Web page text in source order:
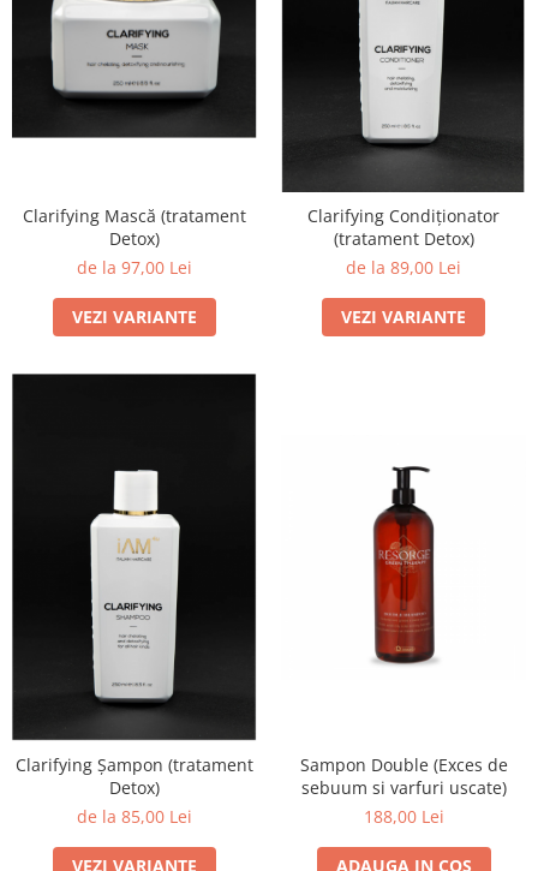
Clarifying Mască (tratament
Detox)
de la 97,00 Lei
VEZI VARIANTE
Clarifying Condiționator
(tratament Detox)
de la 89,00 Lei
VEZI VARIANTE
Clarifying Șampon (tratament
Detox)
de la 85,00 Lei
VEZI VARIANTE
Sampon Double (Exces de
sebuum si varfuri uscate)
188,00 Lei
ADAUGA IN COS